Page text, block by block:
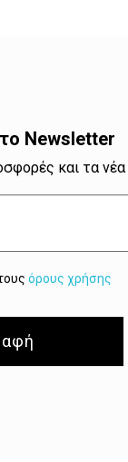
Newsletter
και τα
όρους χρήσης